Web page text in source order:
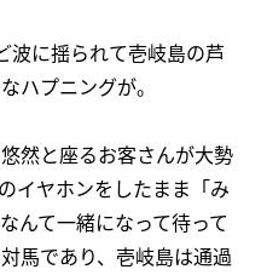
波に揺られて壱岐島の芦
ハプニングが。
然と座るお客さんが大勢
イヤホンをしたまま「み
んて一緒になって待って
馬であり、壱岐島は通過